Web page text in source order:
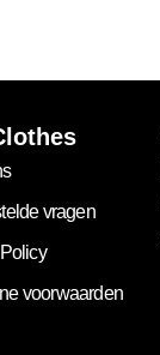
vragen
voorwaarden